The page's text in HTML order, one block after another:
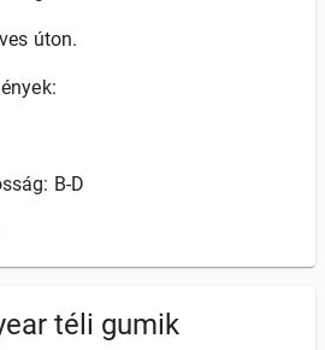
úton.
B-D
téli gumik